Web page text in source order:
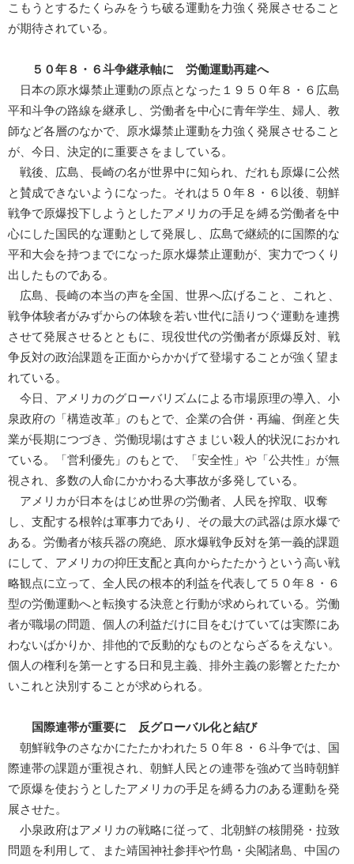
こもうとするたくらみをうち破る運動を力強く発展させること
が期待されている。
５０年８・６斗争継承軸に 労働運動再建へ
日本の原水爆禁止運動の原点となった１９５０年８・６広島
平和斗争の路線を継承し、労働者を中心に青年学生、婦人、教
師など各層のなかで、原水爆禁止運動を力強く発展させること
が、今日、決定的に重要さをましている。
戦後、広島、長崎の名が世界中に知られ、だれも原爆に公然
と賛成できないようになった。それは５０年８・６以後、朝鮮
戦争で原爆投下しようとしたアメリカの手足を縛る労働者を中
心にした国民的な運動として発展し、広島で継続的に国際的な
平和大会を持つまでになった原水爆禁止運動が、実力でつくり
出したものである。
広島、長崎の本当の声を全国、世界へ広げること、これと、
戦争体験者がみずからの体験を若い世代に語りつぐ運動を連携
させて発展させるとともに、現役世代の労働者が原爆反対、戦
争反対の政治課題を正面からかかげて登場することが強く望ま
れている。
今日、アメリカのグローバリズムによる市場原理の導入、小
泉政府の「構造改革」のもとで、企業の合併・再編、倒産と失
業が長期につづき、労働現場はすさまじい殺人的状況におかれ
ている。「営利優先」のもとで、「安全性」や「公共性」が無
視され、多数の人命にかかわる大事故が多発している。
アメリカが日本をはじめ世界の労働者、人民を搾取、収奪
し、支配する根幹は軍事力であり、その最大の武器は原水爆で
ある。労働者が核兵器の廃絶、原水爆戦争反対を第一義的課題
にして、アメリカの抑圧支配と真向からたたかうという高い戦
略観点に立って、全人民の根本的利益を代表して５０年８・６
型の労働運動へと転換する決意と行動が求められている。労働
者が職場の問題、個人の利益だけに目をむけていては実際にあ
わないばかりか、排他的で反動的なものとならざるをえない。
個人の権利を第一とする日和見主義、排外主義の影響とたたか
いこれと決別することが求められる。
国際連帯が重要に 反グローバル化と結び
朝鮮戦争のさなかにたたかわれた５０年８・６斗争では、国
際連帯の課題が重視され、朝鮮人民との連帯を強めて当時朝鮮
で原爆を使おうとしたアメリカの手足を縛る力のある運動を発
展させた。
小泉政府はアメリカの戦略に従って、北朝鮮の核開発・拉致
問題を利用して、また靖国神社参拝や竹島・尖閣諸島、中国の